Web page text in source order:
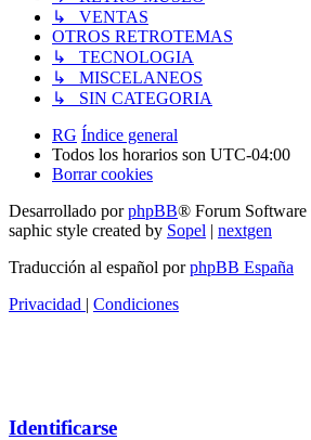
↳ VENTAS
OTROS RETROTEMAS
↳ TECNOLOGIA
↳ MISCELANEOS
↳ SIN CATEGORIA
RG Índice general
Todos los horarios son UTC-04:00
Borrar cookies
Desarrollado porphpBB® Forum
saphic style created by Sopel | nextgen
Traducción al español porphpBB España
Privacidad | Condiciones
Identificarse